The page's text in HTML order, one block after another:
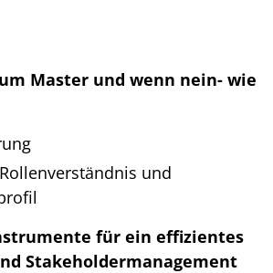
Master und wenn nein- wie
und
für ein effizientes
Stakeholdermanagement